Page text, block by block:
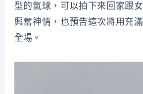
型的氣球，可以拍下來回家跟
興奮神情，也預告這次將用充
全場。